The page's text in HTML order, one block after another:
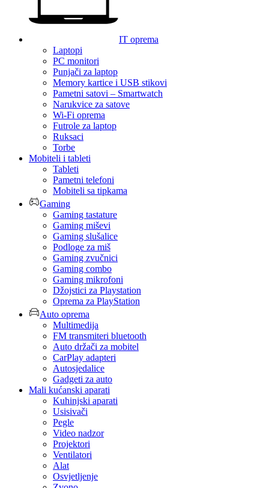
IT oprema
Laptopi
PC monitori
Punjači za laptop
Memory kartice i USB stikovi
Pametni satovi – Smartwatch
Narukvice za satove
Wi-Fi oprema
Futrole za laptop
Ruksaci
Torbe
Mobiteli i tableti
Tableti
Pametni telefoni
Mobiteli sa tipkama
Gaming
Gaming tastature
Gaming miševi
Gaming slušalice
Podloge za miš
Gaming zvučnici
Gaming combo
Gaming mikrofoni
Džojstici za Playstation
Oprema za PlayStation
Auto oprema
Multimedija
FM transmiteri bluetooth
Auto držači za mobitel
CarPlay adapteri
Autosjedalice
Gadgeti za auto
Mali kućanski aparati
Kuhinjski aparati
Usisivači
Pegle
Video nadzor
Projektori
Ventilatori
Alat
Osvjetljenje